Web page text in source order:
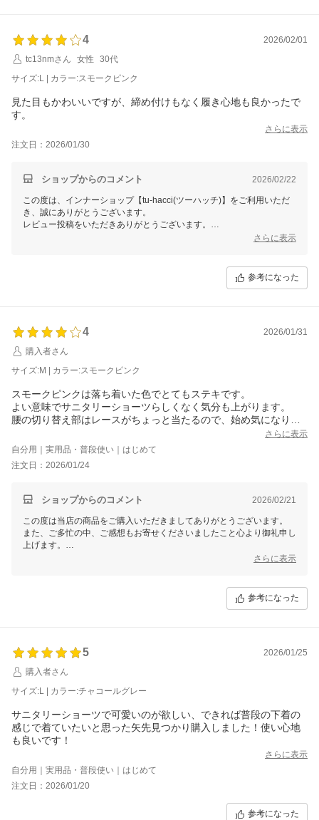
4
2026/02/01
tc13nmさん
女性
30代
サイズ:L | カラー:スモークピンク
見た目もかわいいですが、締め付けもなく履き心地も良かったで
す。
さらに表示
注文日：2026/01/30
ショップからのコメント 2026/02/22
この度は、インナーショップ【tu-hacci(ツーハッチ)】をご利用いただ
き、誠にありがとうございます。
レビュー投稿をいただきありがとうございます。
今後もさらなるサービス品質の向上に努めて参ります。
さらに表示
参考になった
4
2026/01/31
購入者さん
サイズ:M | カラー:スモークピンク
スモークピンクは落ち着いた色でとてもステキです。
よい意味でサニタリーショーツらしくなく気分も上がります。
腰の切り替え部はレースがちょっと当たるので、始め気になりま
ふだんはSサイズも履きますが、レースは伸びにくいと思いМサイ
ズにしてちょうど良かったです。
さらに表示
自分用｜実用品・普段使い｜はじめて
注文日：2026/01/24
ショップからのコメント 2026/02/21
この度は当店の商品をご購入いただきましてありがとうございます。
また、ご多忙の中、ご感想もお寄せくださいましたこと心より御礼申し
上げます。
サイズ感についても教えていただき、誠にありがとうございます。
す。
さらに表示
参考になった
5
2026/01/25
購入者さん
サイズ:L | カラー:チャコールグレー
サニタリーショーツで可愛いのが欲しい、できれば普段の下着の
感じで着ていたいと思った矢先見つかり購入しました！使い心地
も良いです！
さらに表示
自分用｜実用品・普段使い｜はじめて
注文日：2026/01/20
参考になった